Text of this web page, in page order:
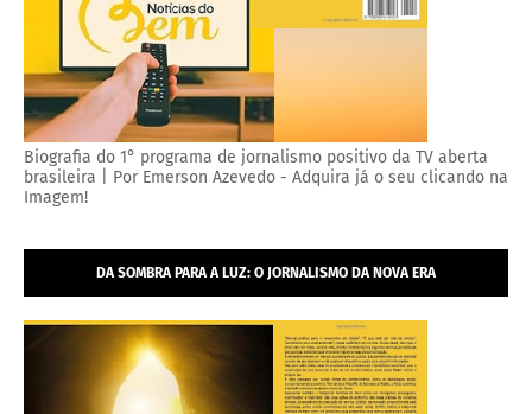
Biografia do 1° programa de jornalismo positivo da TV aberta
brasileira | Por Emerson Azevedo - Adquira já o seu clicando na
Imagem!
DA SOMBRA PARA A LUZ: O JORNALISMO DA NOVA ERA